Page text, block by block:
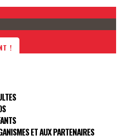
!
ET AUX PARTENAIRES